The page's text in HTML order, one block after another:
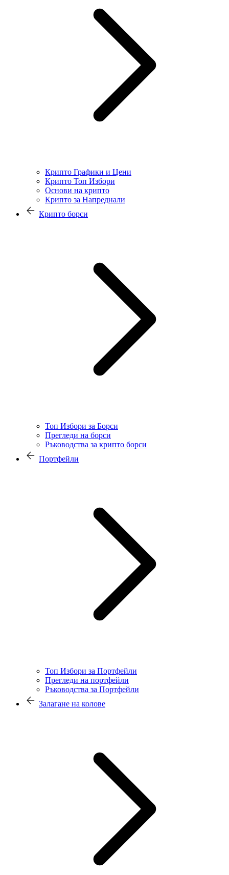
Крипто Графики и Цени
Крипто Топ Избори
Основи на крипто
Крипто за Напреднали
Крипто борси
Топ Избори за Борси
Прегледи на борси
Ръководства за крипто борси
Портфейли
Топ Избори за Портфейли
Прегледи на портфейли
Ръководства за Портфейли
Залагане на колове